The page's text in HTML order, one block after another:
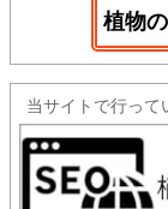
植物
当サイトで行って